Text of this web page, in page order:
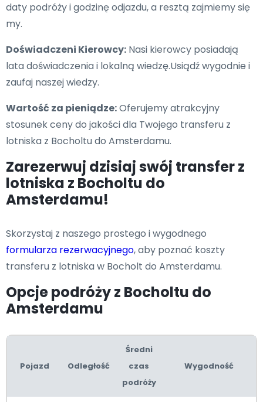
daty podróży i godzinę odjazdu, a resztą zajmiemy się
my.
Doświadczeni Kierowcy: Nasi kierowcy posiadają
lata doświadczenia i lokalną wiedzę.Usiądź wygodnie i
zaufaj naszej wiedzy.
Wartość za pieniądze:Oferujemy atrakcyjny
stosunek ceny do jakości dla Twojego transferu z
lotniska z Bocholtu do Amsterdamu.
Zarezerwuj dzisiaj swój transfer z
lotniska z Bocholtu do
Amsterdamu!
Skorzystaj z naszego prostego i wygodnego
formularza rezerwacyjnego, aby poznać koszty
transferu z lotniska w Bocholt do Amsterdamu.
Opcje podróży z Bocholtu do
Amsterdamu
Pojazd Odległość
Średni
czas
podróży
Wygodność